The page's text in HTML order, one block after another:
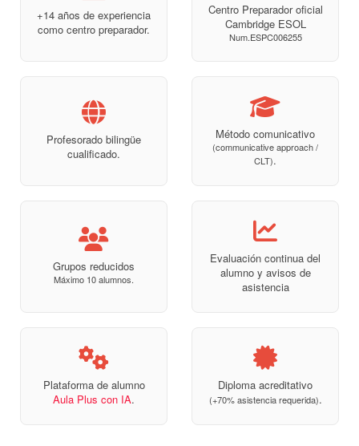
+14 años de experiencia
como centro preparador.
Centro Preparador oficial
Cambridge ESOL
Num.ESPC006255
Profesorado bilingüe
cualificado.
Método comunicativo
(communicative approach /
CLT).
Grupos reducidos
Máximo 10 alumnos.
Evaluación continua del
alumno y avisos de
asistencia
Plataforma de alumno
Aula Plus con IA.
Diploma acreditativo
(+70% asistencia requerida).